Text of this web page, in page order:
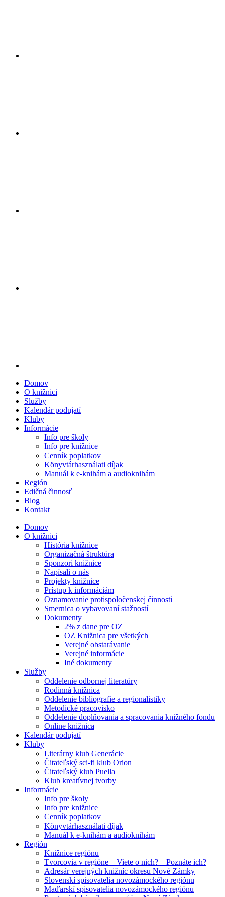
Domov
O knižnici
Služby
Kalendár podujatí
Kluby
Informácie
Info pre školy
Info pre knižnice
Cenník poplatkov
Könyvtárhasználati díjak
Manuál k e-knihám a audioknihám
Región
Edičná činnosť
Blog
Kontakt
Domov
O knižnici
História knižnice
Organizačná štruktúra
Sponzori knižnice
Napísali o nás
Projekty knižnice
Prístup k informáciám
Oznamovanie protispoločenskej činnosti
Smernica o vybavovaní stažností
Dokumenty
2% z dane pre OZ
OZ Knižnica pre všetkých
Verejné obstarávanie
Verejné informácie
Iné dokumenty
Služby
Oddelenie odbornej literatúry
Rodinná knižnica
Oddelenie bibliografie a regionalistiky
Metodické pracovisko
Oddelenie doplňovania a spracovania knižného fondu
Online knižnica
Kalendár podujatí
Kluby
Literárny klub Generácie
Čitateľský sci-fi klub Orion
Čitateľský klub Puella
Klub kreatívnej tvorby
Informácie
Info pre školy
Info pre knižnice
Cenník poplatkov
Könyvtárhasználati díjak
Manuál k e-knihám a audioknihám
Región
Knižnice regiónu
Tvorcovia v regióne – Viete o nich? – Poznáte ich?
Adresár verejných knižníc okresu Nové Zámky
Slovenskí spisovatelia novozámockého regiónu
Maďarskí spisovatelia novozámockého regiónu